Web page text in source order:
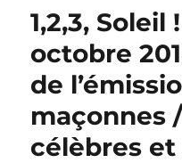
1,2,3, Soleil
octobre
de
maçonnes
célèbres